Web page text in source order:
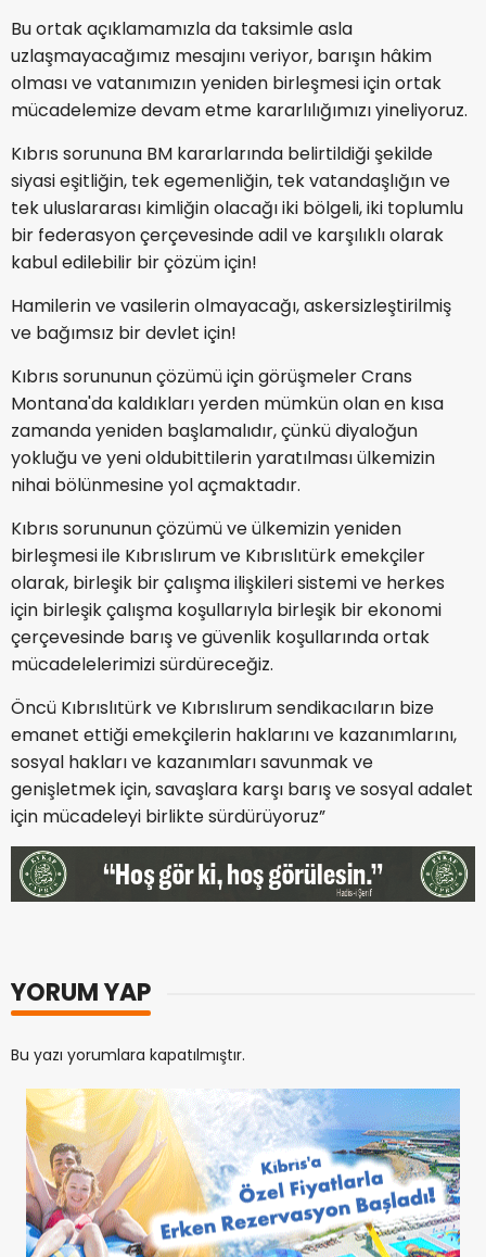
Bu ortak açıklamamızla da taksimle asla
uzlaşmayacağımız mesajını veriyor, barışın hâkim
olması ve vatanımızın yeniden birleşmesi için ortak
mücadelemize devam etme kararlılığımızı yineliyoruz.
Kıbrıs sorununa BM kararlarında belirtildiği şekilde
siyasi eşitliğin, tek egemenliğin, tek vatandaşlığın ve
tek uluslararası kimliğin olacağı iki bölgeli, iki toplumlu
bir federasyon çerçevesinde adil ve karşılıklı olarak
kabul edilebilir bir çözüm için!
Hamilerin ve vasilerin olmayacağı, askersizleştirilmiş
ve bağımsız bir devlet için!
Kıbrıs sorununun çözümü için görüşmeler Crans
Montana'da kaldıkları yerden mümkün olan en kısa
zamanda yeniden başlamalıdır, çünkü diyaloğun
yokluğu ve yeni oldubittilerin yaratılması ülkemizin
nihai bölünmesine yol açmaktadır.
Kıbrıs sorununun çözümü ve ülkemizin yeniden
birleşmesi ile Kıbrıslırum ve Kıbrıslıtürk emekçiler
olarak, birleşik bir çalışma ilişkileri sistemi ve herkes
için birleşik çalışma koşullarıyla birleşik bir ekonomi
çerçevesinde barış ve güvenlik koşullarında ortak
mücadelelerimizi sürdüreceğiz.
Öncü Kıbrıslıtürk ve Kıbrıslırum sendikacıların bize
emanet ettiği emekçilerin haklarını ve kazanımlarını,
sosyal hakları ve kazanımları savunmak ve
genişletmek için, savaşlara karşı barış ve sosyal adalet
için mücadeleyi birlikte sürdürüyoruz”
YORUM YAP
Bu yazı yorumlara kapatılmıştır.